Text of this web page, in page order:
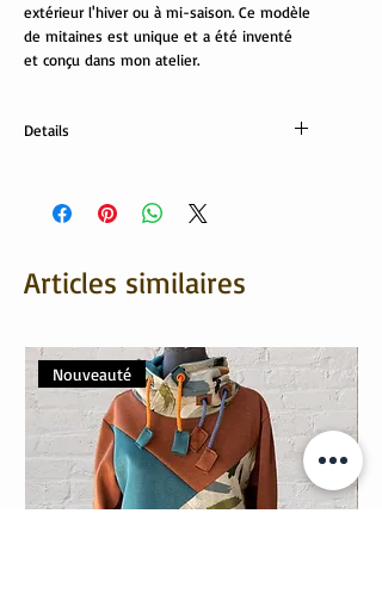
extérieur l'hiver ou à mi-saison. Ce modèle
de mitaines est unique et a été inventé
et conçu dans mon atelier.
Details
Articles similaires
Nouveauté